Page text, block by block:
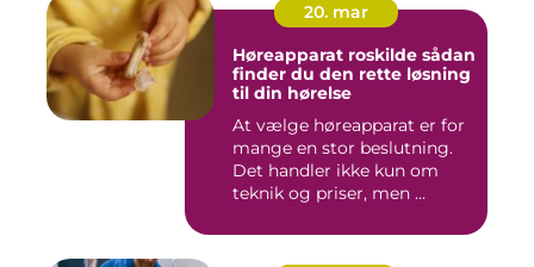
20. mar
Høreapparat roskilde sådan
finder du den rette løsning
til din hørelse
At vælge høreapparat er for
mange en stor beslutning.
Det handler ikke kun om
teknik og priser, men ...